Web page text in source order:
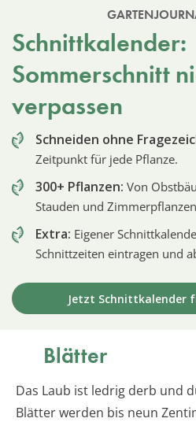
Schnittkalender:
Sommerschnitt
verpassen
Schneiden ohne
Zeitpunkt für jede Pflanze.
300+ Pflanzen: Von
Stauden und Zimmerpflanzen
Extra: Eigener
Schnittzeiten eintragen und
Jetzt Schnittkalender
Blätter
Das Laub ist ledrig derb und
Blätter werden bis neun